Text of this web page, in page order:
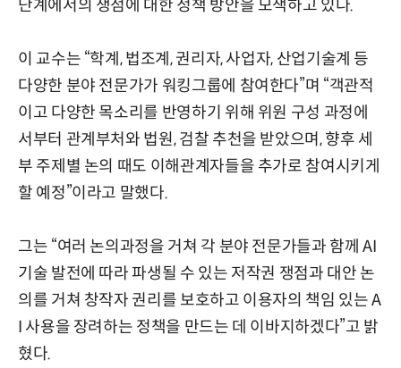
단계에서의 쟁점에 대한 정책 방안을 모색하고 있다.
이 교수는 “학계, 법조계, 권리자, 사업자, 산업기술계 등
다양한 분야 전문가가 워킹그룹에 참여한다”며 “객관적
이고 다양한 목소리를 반영하기 위해 위원 구성 과정에
서부터 관계부처와 법원, 검찰 추천을 받았으며, 향후 세
부 주제별 논의 때도 이해관계자들을 추가로 참여시키게
할 예정”이라고 말했다.
그는 “여러 논의과정을 거쳐 각 분야 전문가들과 함께 AI
기술 발전에 따라 파생될 수 있는 저작권 쟁점과 대안 논
의를 거쳐 창작자 권리를 보호하고 이용자의 책임 있는 A
I 사용을 장려하는 정책을 만드는 데 이바지하겠다”고 밝
혔다.